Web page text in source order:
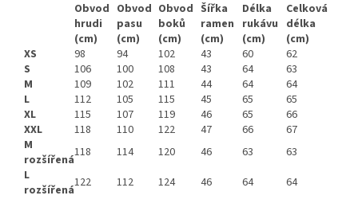
Obvod
hrudi
(cm)
Obvod
pasu
(cm)
Obvod
boků
(cm)
Šířka
ramen
(cm)
Délka
rukávu
(cm)
Celková
délka
(cm)
XS
98 94 102 43 60
62
S
106 100 108 43 64
63
M
109 102 111 44 64
64
L
112 105 115 45 65
65
XL
115 107 119 46 65
66
XXL
118 110 122 47 66
67
M
rozšířená118 114 120 46 63
63
L
rozšířená122 112 124 46 64 64